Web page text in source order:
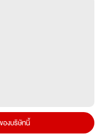
องบริษัทนี้